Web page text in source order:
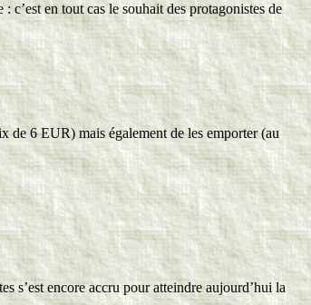
c’est en tout cas le souhait des protagonistes de
de 6 EUR) mais également de les emporter (au
s’est encore accru pour atteindre aujourd’hui la